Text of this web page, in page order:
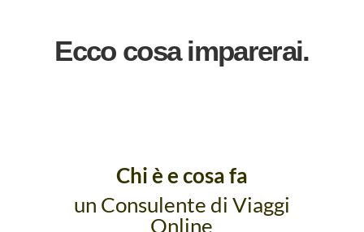
Ecco cosa imparerai.
Chi è e cosa fa
un Consulente di Viaggi
Online